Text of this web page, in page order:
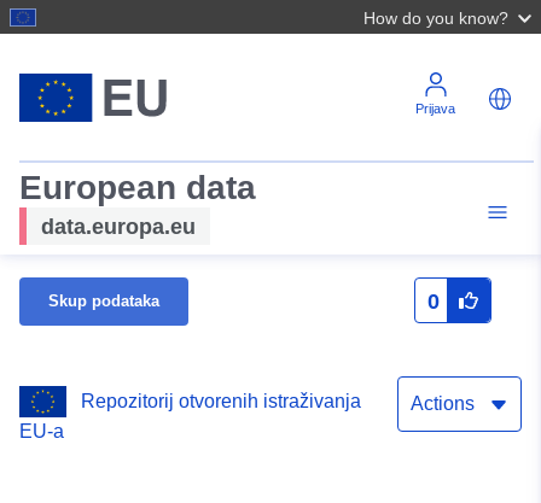
How do you know?
Prijava
European data
data.europa.eu
Skup podataka 0
Repozitorij otvorenih istraživanja
EU-a
Actions